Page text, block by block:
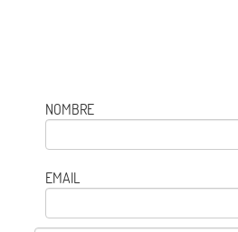
NOMBRE
EMAIL